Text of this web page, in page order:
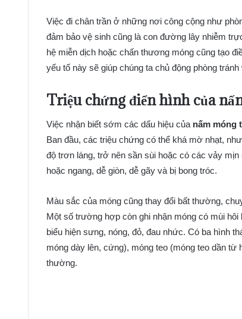
Việc đi chân trần ở những nơi công cộng như
đảm bảo vệ sinh cũng là con đường lây nhiễm
hệ miễn dịch hoặc chấn thương móng cũng tạo
yếu tố này sẽ giúp chúng ta chủ động phòng
Triệu chứng điển hình của
Việc nhận biết sớm các dấu hiệu của nấm móng
Ban đầu, các triệu chứng có thể khá mờ nhạt,
độ trơn láng, trở nên sần sùi hoặc có các vảy
hoặc ngang, dễ giòn, dễ gãy và bị bong tróc.
Màu sắc của móng cũng thay đổi bất thường,
Một số trường hợp còn ghi nhận móng có mùi
biểu hiện sưng, nóng, đỏ, đau nhức. Có ba hình
móng dày lên, cứng), móng teo (móng teo dần
thường.